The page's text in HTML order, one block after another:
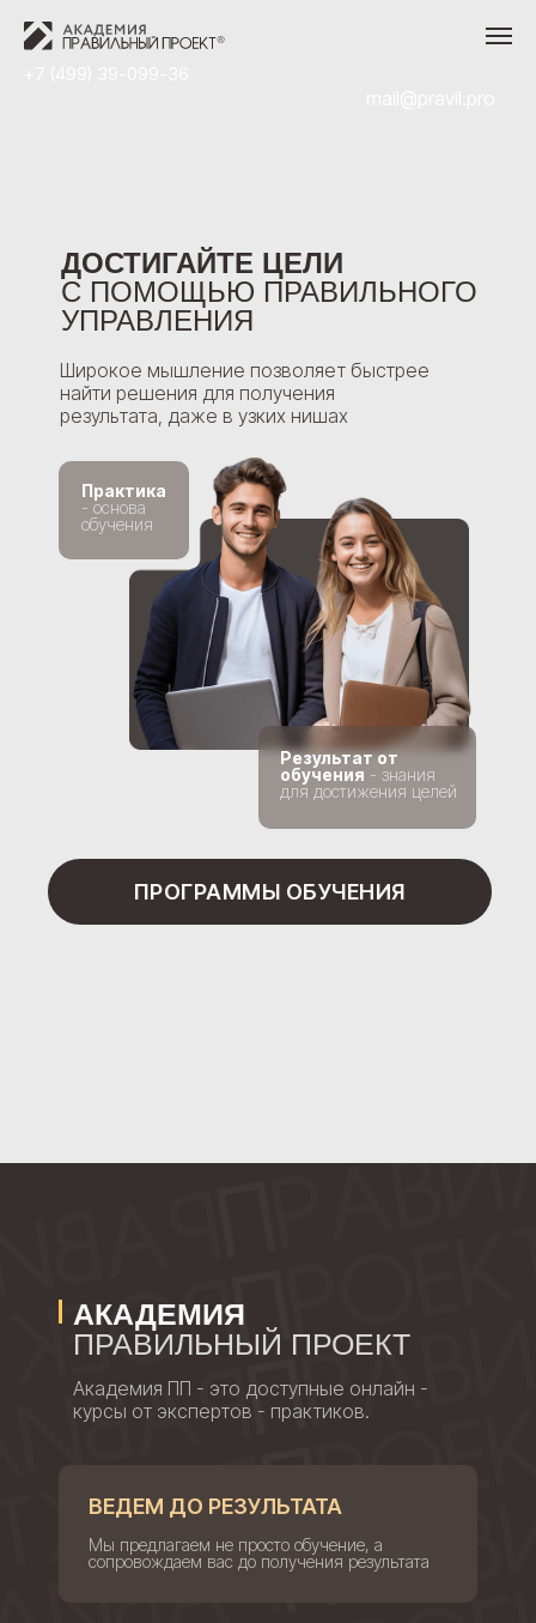
ПРОГРАММЫ ОБУЧЕНИЯ
ДОСТИГАЙТЕ ЦЕЛИ
С ПОМОЩЬЮ ПРАВИЛЬНОГО
УПРАВЛЕНИЯ
Широкое мышление позволяет быстрее
найти решения для получения
результата, даже в узких нишах
Практика
- основа
обучения
Результат от
обучения - знания
для достижения целей
ВЕДЕМ ДО РЕЗУЛЬТАТА
Мы предлагаем не просто обучение, а
сопровождаем вас до получения результата
АКАДЕМИЯ
ПРАВИЛЬНЫЙ ПРОЕКТ
Академия ПП - это доступные онлайн -
курсы от экспертов - практиков.